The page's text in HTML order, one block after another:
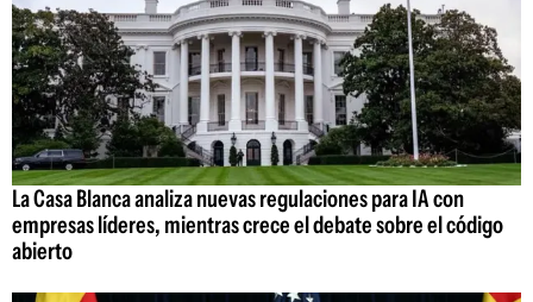
La Casa Blanca analiza nuevas regulaciones para IA con
empresas líderes, mientras crece el debate sobre el código
abierto